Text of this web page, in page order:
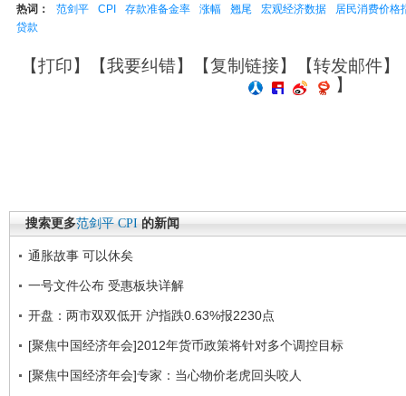
热词： 范剑平 CPI 存款准备金率 涨幅 翘尾 宏观经济数据
居民消费价格
贷款
【打印】【我要纠错】【复制链接】【转发邮件】
】
搜索更多范剑平 CPI 的新闻
通胀故事 可以休矣
一号文件公布 受惠板块详解
开盘：两市双双低开 沪指跌0.63%报2230点
[聚焦中国经济年会]2012年货币政策将针对多个调控目标
[聚焦中国经济年会]专家：当心物价老虎回头咬人